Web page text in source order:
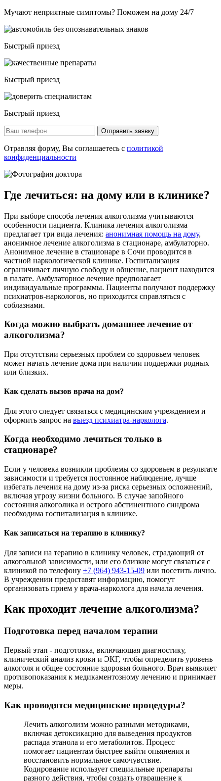
Мучают неприятные симптомы? Поможем на дому 24/7
Быстрый приезд
Быстрый приезд
Быстрый приезд
Отправить заявку
Отравляя форму, Вы соглашаетесь с политикой
конфиденциальности
Где лечиться: на дому или в клинике?
При выборе способа лечения алкоголизма учитываются
особенности пациента. Клиника лечения алкоголизма
предлагает три вида лечения: анонимная помощь на дому,
анонимное лечение алкоголизма в стационаре, амбулаторно.
Анонимное лечение в стационаре в Сочи проводится в
частной наркологической клинике. Госпитализация
ограничивает личную свободу и общение, пациент находится
в палате. Амбулаторное лечение предполагает
индивидуальные программы. Пациенты получают поддержку
психиатров-наркологов, но приходится справляться с
соблазнами.
Когда можно выбрать домашнее лечение от
алкоголизма?
При отсутствии серьезных проблем со здоровьем человек
может начать лечение дома при наличии поддержки родных
или близких.
Как сделать вызов врача на дом?
Для этого следует связаться с медицинским учреждением и
оформить запрос на выезд психиатра-нарколога.
Когда необходимо лечиться только в
стационаре?
Если у человека возникли проблемы со здоровьем в результате
зависимости и требуется постоянное наблюдение, лучше
избегать лечения на дому из-за риска серьезных осложнений,
включая угрозу жизни больного. В случае запойного
состояния алкоголика и острого абстинентного синдрома
необходима госпитализация в клинике.
Как записаться на терапию в клинику?
Для записи на терапию в клинику человек, страдающий от
алкогольной зависимости, или его близкие могут связаться с
клиникой по телефону +7 (964) 943-15-09 или посетить лично.
В учреждении предоставят информацию, помогут
организовать прием у врача-нарколога для начала лечения.
Как проходит лечение алкоголизма?
Подготовка перед началом терапии
Первый этап - подготовка, включающая диагностику,
клинический анализ крови и ЭКГ, чтобы определить уровень
алкоголя и общее состояние здоровья больного. Врач выявляет
противопоказания к медикаментозному лечению и принимает
меры.
Как проводятся медицинские процедуры?
Лечить алкоголизм можно разными методиками,
включая детоксикацию для выведения продуктов
распада этанола и его метаболитов. Процесс
помогает пациентам быстрее выйти опьянения и
восстановить нормальное самочувствие.
Кодирование использует специальные препараты
разного действия, чтобы создать отвращение к